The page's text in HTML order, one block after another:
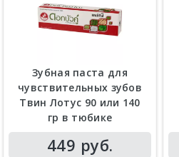
Зубная паста для
чувствительных зубов
Твин Лотус 90 или 140
гр в тюбике
449 руб.